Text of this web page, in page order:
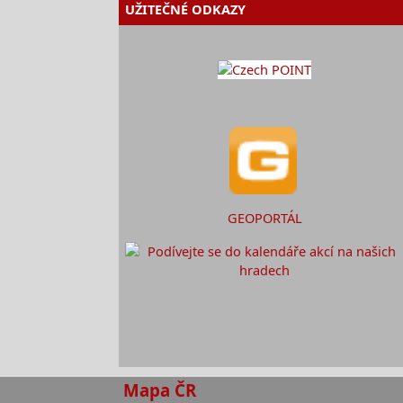
UŽITEČNÉ ODKAZY
GEOPORTÁL
Mapa ČR